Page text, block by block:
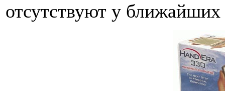
отсутствуют у ближайших